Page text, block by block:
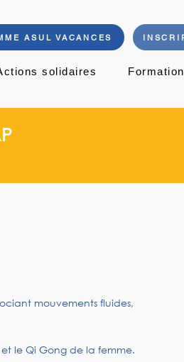
ASUL VACANCES
solidaires
mouvements fluides,
et le Qi Gong de la femme.